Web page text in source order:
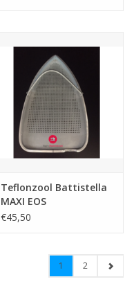
Teflonzool Battistella
MAXI EOS
€45,50
1 2